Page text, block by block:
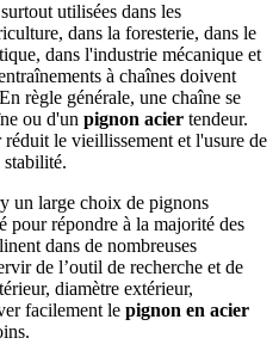
utilisées dans les
dans la foresterie, dans le
dans l'industrie mécanique et
à chaînes doivent
règle générale, une chaîne se
ou d'un pignon acier tendeur.
réduit le vieillissement et l'usure de
stabilité.
un large choix de pignons
pour répondre à la majorité des
dans de nombreuses
de l’outil de recherche et de
diamètre extérieur,
facilement le pignon en acier